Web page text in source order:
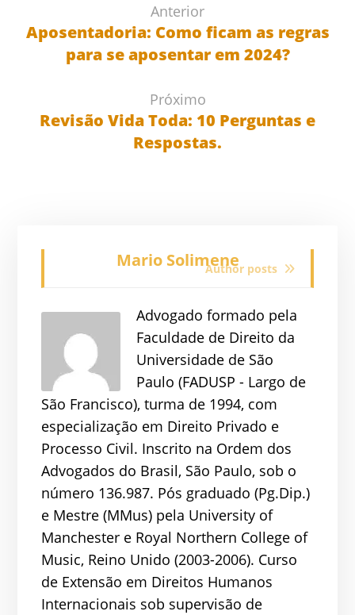
Anterior
Aposentadoria: Como ficam as regras
para se aposentar em 2024?
Próximo
Revisão Vida Toda: 10 Perguntas e
Respostas.
Mario SolimeneAuthor posts
Advogado formado pela
Faculdade de Direito da
Universidade de São
Paulo (FADUSP - Largo de
São Francisco), turma de 1994, com
especialização em Direito Privado e
Processo Civil. Inscrito na Ordem dos
Advogados do Brasil, São Paulo, sob o
número 136.987. Pós graduado (Pg.Dip.)
e Mestre (MMus) pela University of
Manchester e Royal Northern College of
Music, Reino Unido (2003-2006). Curso
de Extensão em Direitos Humanos
Internacionais sob supervisão de